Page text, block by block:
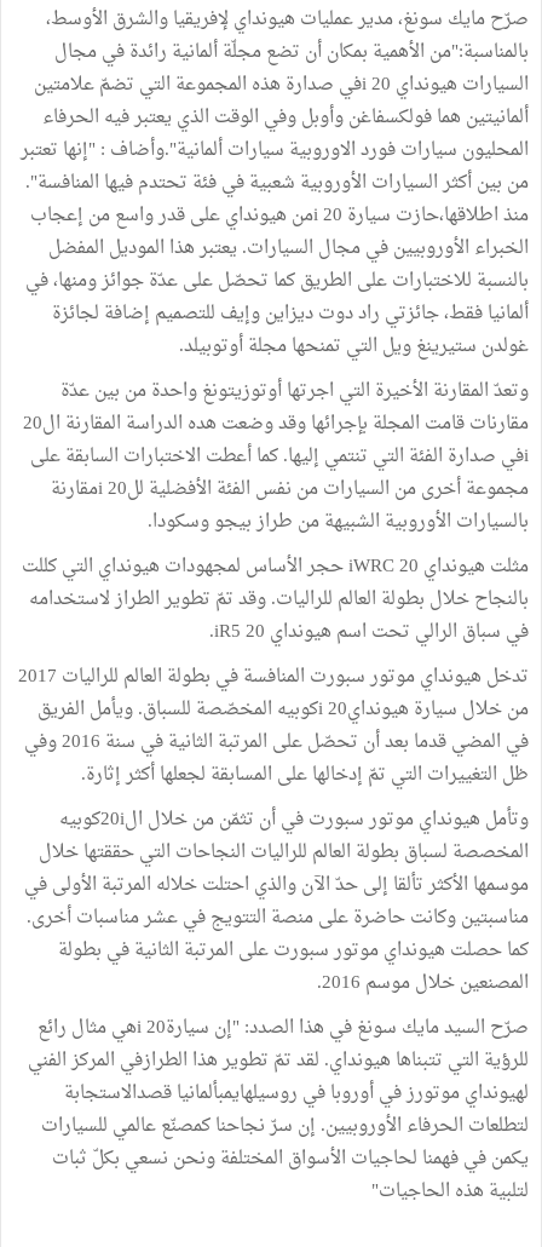
صرّح مايك سونغ، مدير عمليات هيونداي لإفريقيا والشرق الأوسط،
بالمناسبة:"من الأهمية بمكان أن تضع مجلّة ألمانية رائدة في مجال
السيارات هيونداي 20 iفي صدارة هذه المجموعة التي تضمّ علامتين
ألمانيتين هما فولكسفاغن وأوبل وفي الوقت الذي يعتبر فيه الحرفاء
المحليون سيارات فورد الاوروبية سيارات ألمانية".وأضاف : "إنها تعتبر
من بين أكثر السيارات الأوروبية شعبية في فئة تحتدم فيها المنافسة".
منذ اطلاقها،حازت سيارة 20 iمن هيونداي على قدر واسع من إعجاب
الخبراء الأوروبيين في مجال السيارات. يعتبر هذا الموديل المفضل
بالنسبة للاختبارات على الطريق كما تحصّل على عدّة جوائز ومنها، في
ألمانيا فقط، جائزتي راد دوت ديزاين وإيف للتصميم إضافة لجائزة
غولدن ستيرينغ ويل التي تمنحها مجلة أوتوبيلد.
وتعدّ المقارنة الأخيرة التي اجرتها أوتوزيتونغ واحدة من بين عدّة
مقارنات قامت المجلة بإجرائها وقد وضعت هده الدراسة المقارنة ال20
iفي صدارة الفئة التي تنتمي إليها. كما أعطت الاختبارات السابقة على
مجموعة أخرى من السيارات من نفس الفئة الأفضلية لل20 iمقارنة
بالسيارات الأوروبية الشبيهة من طراز بيجو وسكودا.
مثلت هيونداي 20 iWRC حجر الأساس لمجهودات هيونداي التي كللت
بالنجاح خلال بطولة العالم للراليات. وقد تمّ تطوير الطراز لاستخدامه
في سباق الرالي تحت اسم هيونداي 20 iR5.
تدخل هيونداي موتور سبورت المنافسة في بطولة العالم للراليات 2017
من خلال سيارة هيونداي20 iكوبيه المخصّصة للسباق. ويأمل الفريق
في المضي قدما بعد أن تحصّل على المرتبة الثانية في سنة 2016 وفي
ظل التغييرات التي تمّ إدخالها على المسابقة لجعلها أكثر إثارة.
وتأمل هيونداي موتور سبورت في أن تثمّن من خلال ال20iكوبيه
المخصصة لسباق بطولة العالم للراليات النجاحات التي حققتها خلال
موسمها الأكثر تألقا إلى حدّ الآن والذي احتلت خلاله المرتبة الأولى في
مناسبتين وكانت حاضرة على منصة التتويج في عشر مناسبات أخرى.
كما حصلت هيونداي موتور سبورت على المرتبة الثانية في بطولة
المصنعين خلال موسم 2016.
صرّح السيد مايك سونغ في هذا الصدد: "إن سيارة20 iهي مثال رائع
للرؤية التي تتبناها هيونداي. لقد تمّ تطوير هذا الطرازفي المركز الفني
لهيونداي موتورز في أوروبا في روسيلهايمبألمانيا قصدالاستجابة
لتطلعات الحرفاء الأوروبيين. إن سرّ نجاحنا كمصنّع عالمي للسيارات
يكمن في فهمنا لحاجيات الأسواق المختلفة ونحن نسعي بكلّ ثبات
لتلبية هذه الحاجيات"